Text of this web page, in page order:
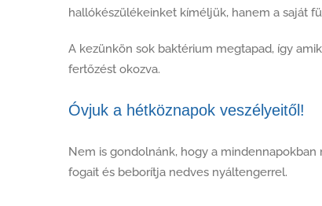
hallókészülékeinket kíméljük, hanem a saját
A kezünkön sok baktérium megtapad, így
fertőzést okozva.
Óvjuk a hétköznapok veszélyeitől!
Nem is gondolnánk, hogy a
fogait és beborítja nedves nyáltengerrel.